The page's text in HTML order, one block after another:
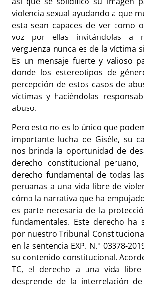
violencia sexual ayudando a que
esta sean capaces de ver como
voz por ellas invitándolas a
verguenza nunca es de la víctima
Es un mensaje fuerte y valioso
donde los estereotipos de
percepción de estos casos de
víctimas y haciéndolas
abuso.
Pero esto no es lo único que
importante lucha de Gisèle, su
nos brinda la oportunidad de
derecho constitucional
derecho fundamental de todas
peruanas a una vida libre de
cómo la narrativa que ha
es parte necesaria de la
fundamentales. Este derecho ha
por nuestro Tribunal
en la sentencia EXP. N.° 03378-
su contenido constitucional.
TC, el derecho a una vida libre
desprende de la interrelación